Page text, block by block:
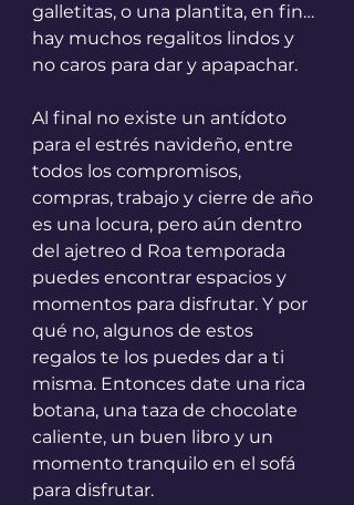
galletitas, o una plantita, en fin…
hay muchos regalitos lindos y
no caros para dar y apapachar.
Al final no existe un antídoto
para el estrés navideño, entre
todos los compromisos,
compras, trabajo y cierre de año
es una locura, pero aún dentro
del ajetreo d Roa temporada
puedes encontrar espacios y
momentos para disfrutar. Y por
qué no, algunos de estos
regalos te los puedes dar a ti
misma. Entonces date una rica
botana, una taza de chocolate
caliente, un buen libro y un
momento tranquilo en el sofá
para disfrutar.